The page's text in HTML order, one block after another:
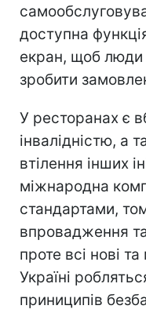
доступна
екран, щоб люди
зробити
У ресторанах є
інвалідністю, а
втілення інших
міжнародна
стандартами,
впровадження
проте всі нові
Україні
приниципів